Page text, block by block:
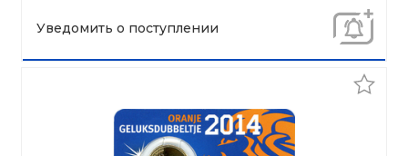
Уведомить о поступлении